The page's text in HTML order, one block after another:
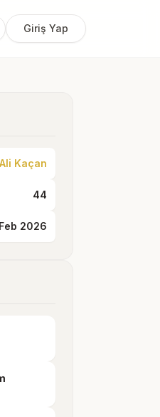
Giriş Yap
Ali Kaçan
44
2026